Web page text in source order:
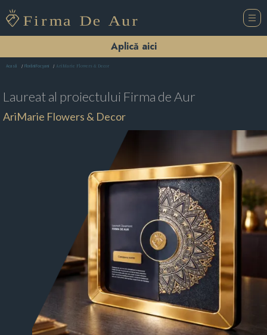
Aplică aici
Acasă Florării Focşani AriMarie Flowers & Decor
Laureat al proiectului Firma de Aur
AriMarie Flowers & Decor